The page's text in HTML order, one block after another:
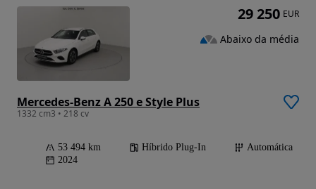
Mercedes-Benz A 250 e Style Plus
1332 cm3 • 218 cv
53 494 km Híbrido Plug-In
Automática
2024
29 250 EUR
Abaixo da média